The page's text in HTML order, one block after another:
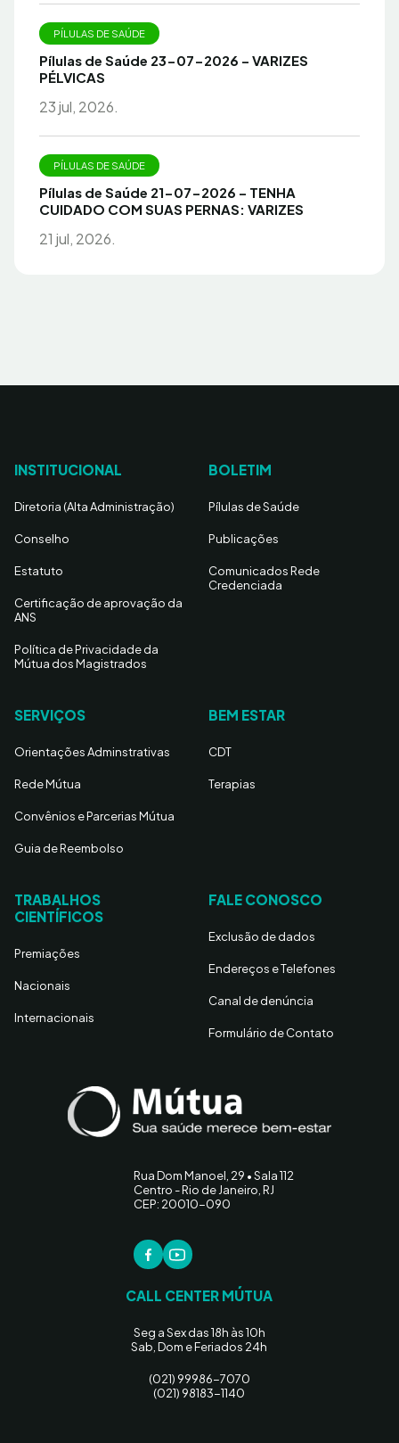
PÍLULAS DE SAÚDE
Pílulas de Saúde 23-07-2026 – VARIZES
PÉLVICAS
23 jul, 2026.
PÍLULAS DE SAÚDE
Pílulas de Saúde 21-07-2026 – TENHA
CUIDADO COM SUAS PERNAS: VARIZES
21 jul, 2026.
INSTITUCIONAL
Diretoria (Alta Administração)
Conselho
Estatuto
Certificação de aprovação da
ANS
Política de Privacidade da
Mútua dos Magistrados
BOLETIM
Pílulas de Saúde
Publicações
Comunicados Rede
Credenciada
SERVIÇOS
Orientações Adminstrativas
Rede Mútua
Convênios e Parcerias Mútua
Guia de Reembolso
BEM ESTAR
CDT
Terapias
TRABALHOS
CIENTÍFICOS
Premiações
Nacionais
Internacionais
FALE CONOSCO
Exclusão de dados
Endereços e Telefones
Canal de denúncia
Formulário de Contato
Rua Dom Manoel, 29 • Sala 112
Centro - Rio de Janeiro, RJ
CEP: 20010-090
CALL CENTER MÚTUA
Seg a Sex das 18h às 10h
Sab, Dom e Feriados 24h
(021) 99986-7070
(021) 98183-1140